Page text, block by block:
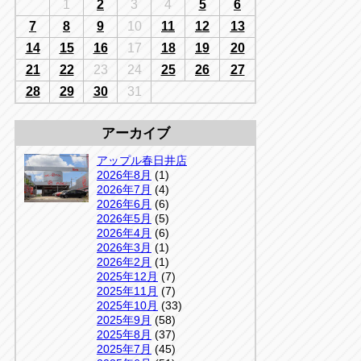
千葉
アップルかしわ沼南店
04-7190-1500
1
2 3 4 5
6
7
8 9 10 11 12
13
14
15 16 17 18 19
20
21
22 23 24 25 26
27
28
29 30 31
アーカイブ
アップル春日井店
2026年8月 (1)
2026年7月 (4)
2026年6月 (6)
2026年5月 (5)
2026年4月 (6)
2026年3月 (1)
2026年2月 (1)
2025年12月 (7)
2025年11月 (7)
2025年10月 (33)
2025年9月 (58)
2025年8月 (37)
2025年7月 (45)